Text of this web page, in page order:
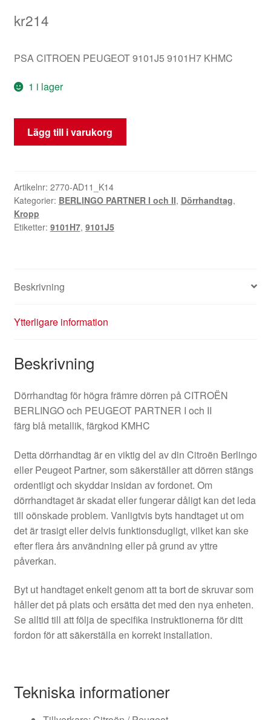
kr214
PSA CITROEN PEUGEOT 9101J5 9101H7 KHMC
1 i lager
Dörrhandtag
Citroën
9101J5
9101H7
mängd
Lägg till i varukorg
Artikelnr: 2770-AD11_K14
Kategorier: BERLINGO PARTNER I och II, Dörrhandtag,
Kropp
Etiketter: 9101H7, 9101J5
Beskrivning
Ytterligare information
Beskrivning
Dörrhandtag för högra främre dörren på CITROËN
BERLINGO och PEUGEOT PARTNER I och II
färg blå metallik, färgkod KMHC
Detta dörrhandtag är en viktig del av din Citroën Berlingo
eller Peugeot Partner, som säkerställer att dörren stängs
ordentligt och skyddar insidan av fordonet. Om
dörrhandtaget är skadat eller fungerar dåligt kan det leda
till oönskade problem. Vanligtvis byts handtaget ut om
det är trasigt eller delvis funktionsdugligt, vilket kan ske
efter flera års användning eller på grund av yttre
påverkan.
Byt ut handtaget enkelt genom att ta bort de skruvar som
håller det på plats och ersätta det med den nya enheten.
Se alltid till att följa de specifika instruktionerna för ditt
fordon för att säkerställa en korrekt installation.
Tekniska informationer